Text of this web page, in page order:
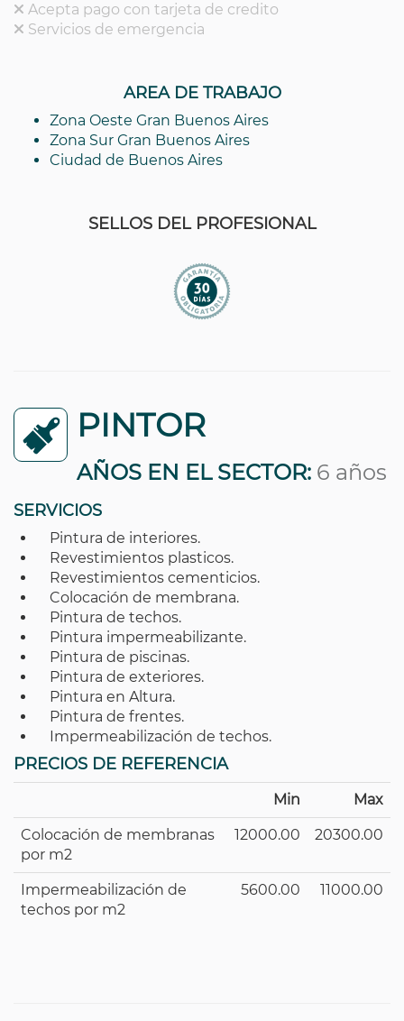
Acepta pago con tarjeta de credito
Servicios de emergencia
AREA DE TRABAJO
Zona Oeste Gran Buenos Aires
Zona Sur Gran Buenos Aires
Ciudad de Buenos Aires
SELLOS DEL PROFESIONAL
PINTOR
AÑOS EN EL SECTOR: 6 años
SERVICIOS
Pintura de interiores.
Revestimientos plasticos.
Revestimientos cementicios.
Colocación de membrana.
Pintura de techos.
Pintura impermeabilizante.
Pintura de piscinas.
Pintura de exteriores.
Pintura en Altura.
Pintura de frentes.
Impermeabilización de techos.
PRECIOS DE REFERENCIA
Min Max
Colocación de membranas
por m2
12000.00 20300.00
Impermeabilización de
techos por m2
5600.00 11000.00